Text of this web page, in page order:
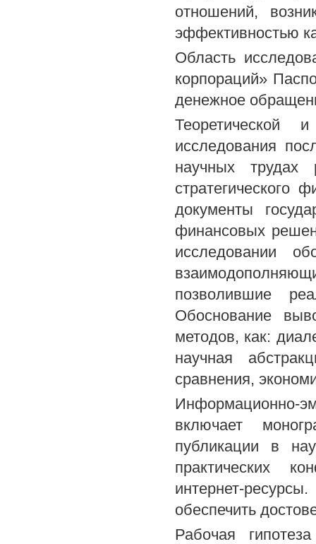
отношений,
эффективностью
Область
корпораций»
денежное
Теоретической
исследования
научных трудах
стратегического
документы
финансовых
исследовании
позволившие
Обоснование
методов, как:
научная
сравнения,
Информационно-
включает
публикации в
практических
интернет-
обеспечить
Рабочая